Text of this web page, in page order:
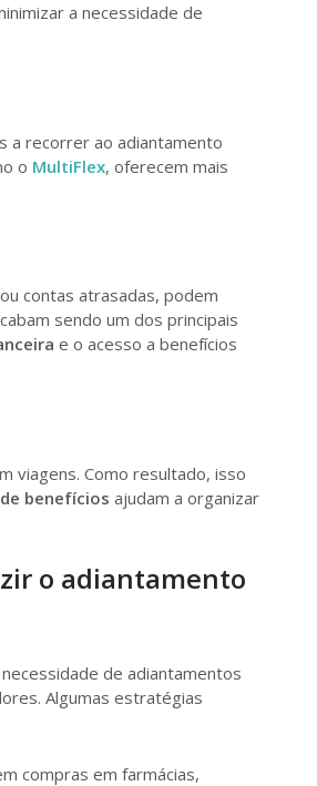
a necessidade de
a recorrer ao adiantamento
o MultiFlex, oferecem mais
contas atrasadas, podem
sendo um dos principais
e o acesso a benefícios
viagens. Como resultado, isso
benefícios ajudam a organizar
o adiantamento
de adiantamentos
Algumas estratégias
compras em farmácias,